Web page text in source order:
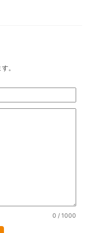
。
0 / 1000